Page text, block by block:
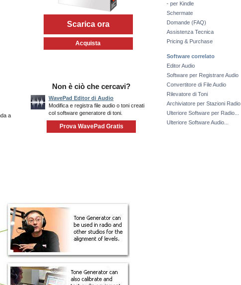
a
Scarica ora
Acquista
Non è ciò che cercavi?
WavePad Editor di Audio
Modifica e registra file audio o toni creati
col software generatore di toni.
Prova WavePad Gratis
- per Kindle
Schermate
Domande (FAQ)
Assistenza Tecnica
Pricing & Purchase
Software correlato
Editor Audio
Software per Registrare Audio
Convertitore di File Audio
Rilevatore di Toni
Archiviatore per Stazioni Radio
Ulteriore Software per Radio...
Ulteriore Software Audio...